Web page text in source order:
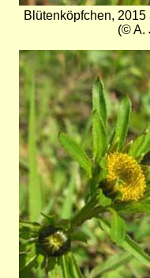
Blütenköpfchen,
(© A.
Bild